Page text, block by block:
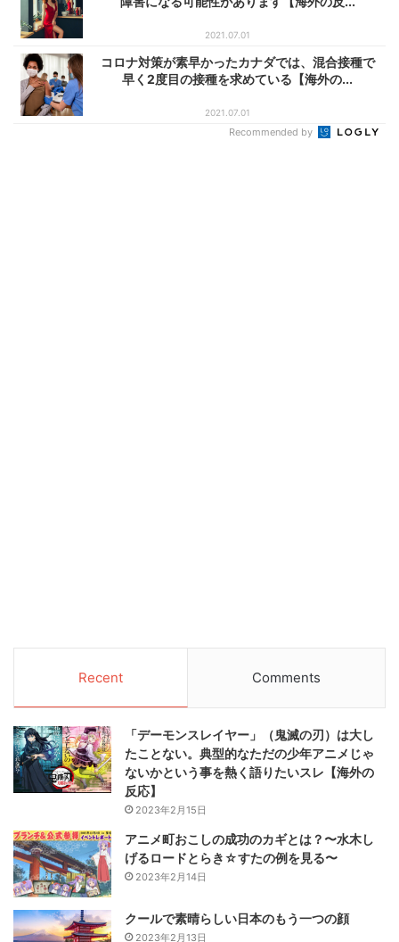
2021.07.01
コロナ対策が素早かったカナダでは、混合接種で
早く2度目の接種を求めている【海外の...
2021.07.01
Recommended by
Recent Comments
「デーモンスレイヤー」（鬼滅の刃）は大し
たことない。典型的なただの少年アニメじゃ
ないかという事を熱く語りたいスレ【海外の
反応】
2023年2月15日
アニメ町おこしの成功のカギとは？〜水木し
げるロードとらき☆すたの例を見る〜
2023年2月14日
クールで素晴らしい日本のもう一つの顔
2023年2月13日